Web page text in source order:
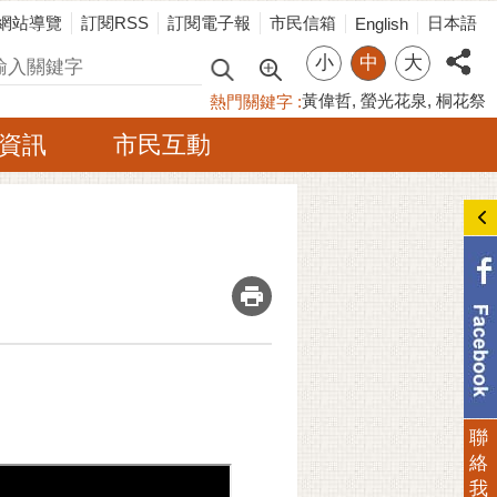
站導覽 訂閱RSS 訂閱電子報 市民信箱 English 日本語
小 中 大
熱門關鍵字 黃偉哲 螢光花泉 桐花祭
訊 市民互動
_
聯
絡
我